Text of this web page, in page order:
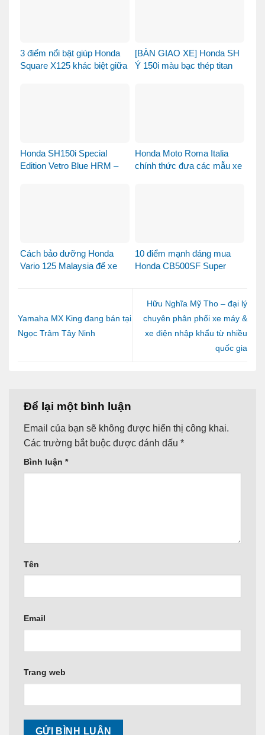
3 điểm nổi bật giúp Honda
Square X125 khác biệt giữa
[BÀN GIAO XE] Honda SH
Ý 150i màu bạc thép titan
Honda SH150i Special
Edition Vetro Blue HRM –
Honda Moto Roma Italia
chính thức đưa các mẫu xe
Cách bảo dưỡng Honda
Vario 125 Malaysia để xe
10 điểm mạnh đáng mua
Honda CB500SF Super
Yamaha MX King đang bán tại
Ngọc Trâm Tây Ninh
Hữu Nghĩa Mỹ Tho – đại lý
chuyên phân phối xe máy &
xe điện nhập khẩu từ nhiều
quốc gia
Để lại một bình luận
Email của bạn sẽ không được hiển thị công khai.
Các trường bắt buộc được đánh dấu *
Bình luận *
Tên
Email
Trang web